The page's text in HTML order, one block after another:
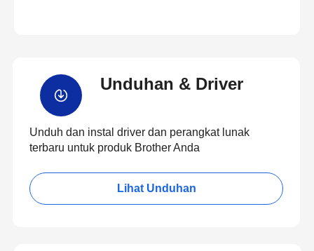
Unduhan & Driver
Unduh dan instal driver dan perangkat lunak
terbaru untuk produk Brother Anda
Lihat Unduhan